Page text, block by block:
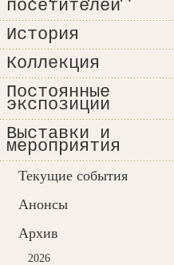
посетителей
История
Коллекция
Постоянные
экспозиции
Выставки и
мероприятия
Текущие события
Анонсы
Архив
2026